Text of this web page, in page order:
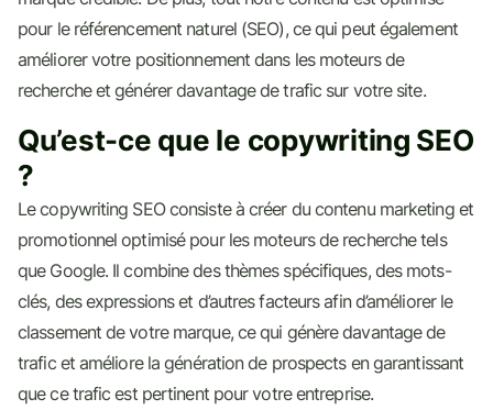
pour le référencement naturel (SEO), ce qui peut également
améliorer votre positionnement dans les moteurs de
recherche et générer davantage de trafic sur votre site.
Qu’est-ce que le copywriting SEO
?
Le copywriting SEO consiste à créer du contenu marketing et
promotionnel optimisé pour les moteurs de recherche tels
que Google. Il combine des thèmes spécifiques, des mots-
clés, des expressions et d’autres facteurs afin d’améliorer le
classement de votre marque, ce qui génère davantage de
trafic et améliore la génération de prospects en garantissant
que ce trafic est pertinent pour votre entreprise.